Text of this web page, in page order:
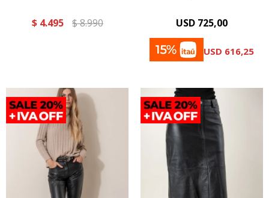
$ 4.495 $8.990 USD 725,00
USD 616,25